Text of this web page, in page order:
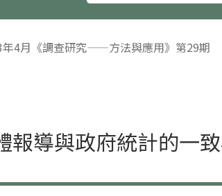
年4月《調查研究——方法與應用》第29期
報導與政府統計的一